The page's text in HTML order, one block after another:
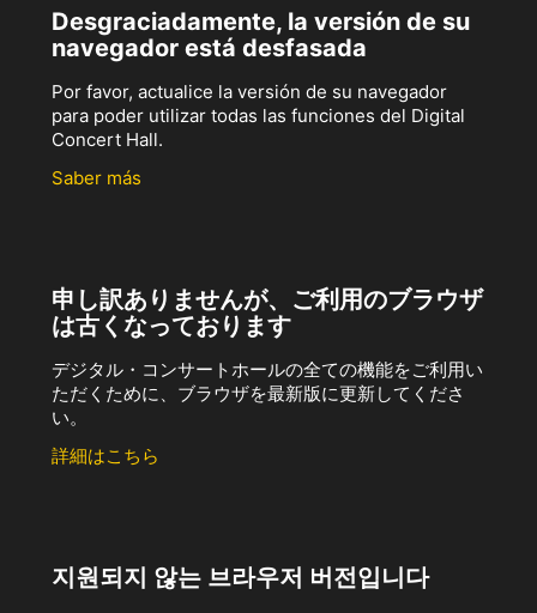
Desgraciadamente, la versión de su
navegador está desfasada
Por favor, actualice la versión de su navegador
para poder utilizar todas las funciones del Digital
Concert Hall.
Saber más
申し訳ありませんが、ご利用のブラウザ
は古くなっております
デジタル・コンサートホールの全ての機能をご利用い
ただくために、ブラウザを最新版に更新してくださ
い。
詳細はこちら
지원되지 않는 브라우저 버전입니다